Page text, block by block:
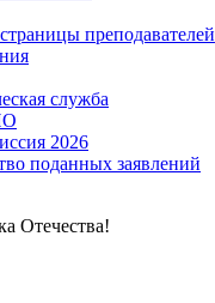
преподавателей
служба
2026
поданных заявлений
Отечества!